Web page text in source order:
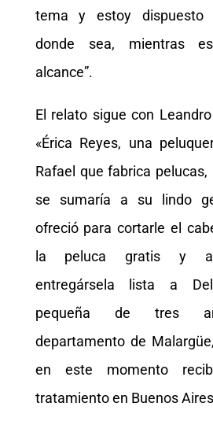
tema y estoy dispuesto
donde sea, mientras
alcance”.
El relato sigue con
«Érica Reyes, una
Rafael que fabrica pelucas,
se sumaría a su lindo
ofreció para cortarle el
la peluca gratis y
entregársela lista a
pequeña de tres
departamento de
en este momento
tratamiento en Buenos